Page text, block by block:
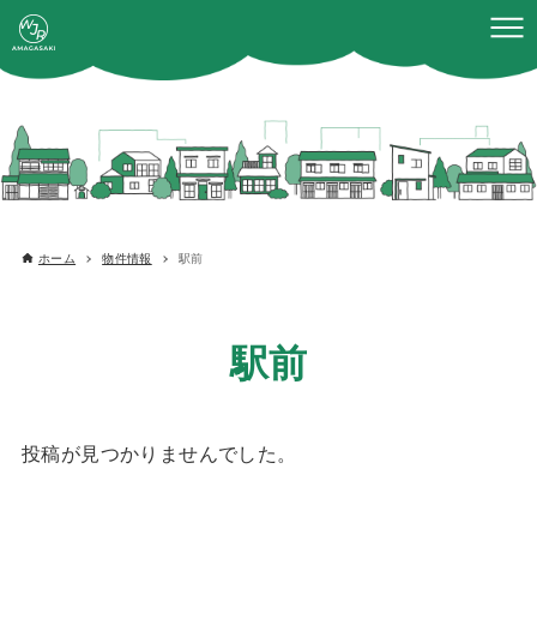
ホーム 物件情報 駅前
駅前
投稿が見つかりませんでした。